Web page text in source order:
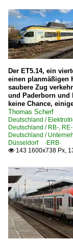
0 422
0 427
0 442
0 460
0 462
1 428
1 440
1 440
ET 30 ·
Galerien
Bahn
Der ET5.14, ein
einen planmäßigen
saubere Zug
und Paderborn und
keine Chance,
Thomas Scherf
Deutschland /
Deutschland / RB-,
Deutschland /
Düsseldorf ·ERB·
 143 1600x738 Px,